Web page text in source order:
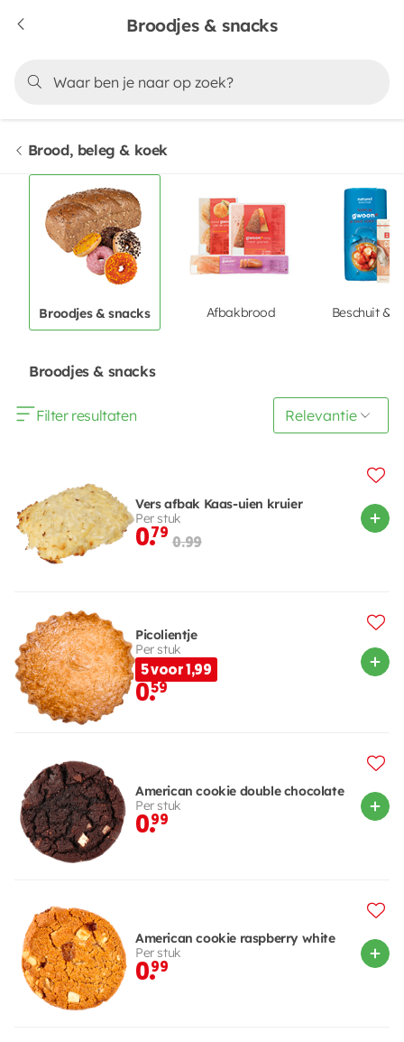
Broodjes & snacks
Brood, beleg & koek
Broodjes & snacks Afbakbrood Beschuit &
Broodjes & snacks
Filter resultaten
Vers afbak Kaas-uien kruier
Per stuk
0.79
0.99
Picolientje
Per stuk
5 voor 1,99
0.59
American cookie double chocolate
Per stuk
0.99
American cookie raspberry white
Per stuk
0.99